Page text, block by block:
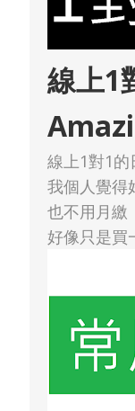
線上1
線上1對1的
我個人覺得
也不用月繳
好像只是買